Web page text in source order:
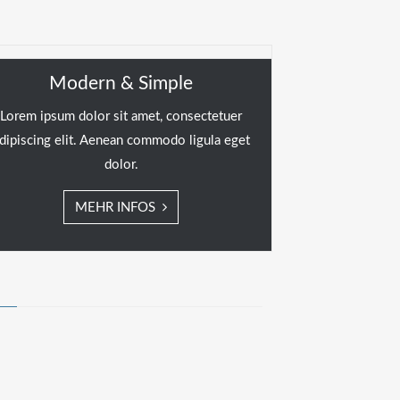
Modern & Simple
Lorem ipsum dolor sit amet, consectetuer
elit. Aenean commodo ligula eget
dolor.
MEHR INFOS